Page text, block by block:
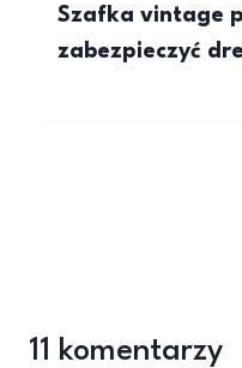
Szafka vintage
zabezpieczyć
11 komentarzy